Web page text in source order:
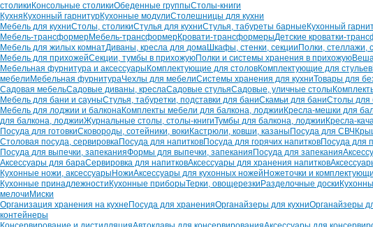
столики Консольные столикиОбеденные группыСтолы-книги
Кухня Кухонный гарнитурКухонные модулиСтолешницы для кухни
Мебель для кухниСтолы, столикиСтулья для кухниСтулья, табуреты барные Кухонный
Мебель-трансформерМебель-трансформерКровати-трансформерыДетские кроватки-
Мебель для жилых комнатДиваны, кресла для домаШкафы, стенки, секции Полки, стеллажи,
Мебель для прихожейСекции, тумбы в прихожуюПолки и системы хранения в прихожую
Мебельная фурнитура и аксессуары Комплектующие для столовКомплектующие для стульев
мебели Мебельная фурнитураЧехлы для мебелиСистемы хранения для кухниТовары для
Садовая мебельСадовые диваны, креслаСадовые стульяСадовые, уличные столы
Мебель для бани и сауныСтулья, табуретки, подставки для баниСкамьи для баниСтолы для
Мебель для лоджии и балконаКомплекты мебели для балкона, лоджии Кресла-мешки для
для балкона, лоджииЖурнальные столы, столы-книгиТумбы для балкона, лоджии Кресла-
Посуда для готовкиСковороды, сотейники, воки Кастрюли, ковши, казаны Посуда для СВЧ
Столовая посуда, сервировкаПосуда для напитковПосуда для горячих напитковПосуда для
Посуда для выпечки, запеканияФормы для выпечки, запекания Посуда для запекания
Аксессуары для бараСервировка для напитковАксессуары для хранения напитков
Кухонные ножи, аксессуары НожиАксессуары для кухонных ножей Ножеточки и
Кухонные принадлежности Кухонные приборыТерки, овощерезки Разделочные доски
мелочи Миски
Организация хранения на кухне Посуда для храненияОрганайзеры для кухниОрганайзеры
контейнеры